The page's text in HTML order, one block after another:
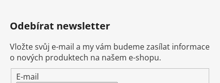
Odebírat newsletter
Vložte svůj e-mail a my vám budeme zasílat informace
o nových produktech na našem e-shopu.
E-mail